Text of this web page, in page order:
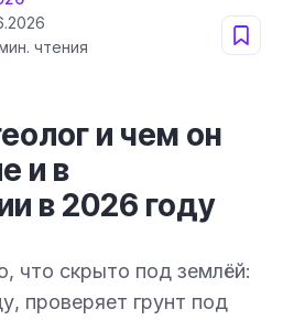
чтения
и чем он
и в
в 2026 году
что скрыто под землёй:
проверяет грунт под